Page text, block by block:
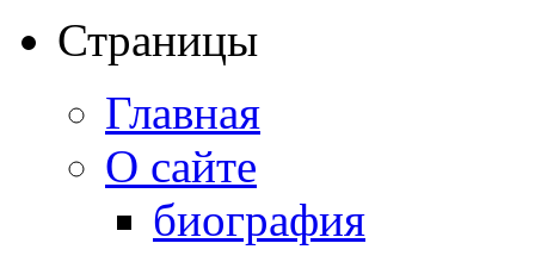
Страницы
Главная
О сайте
биография